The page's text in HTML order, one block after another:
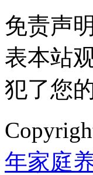
免责声
表本站
犯了您
年家庭